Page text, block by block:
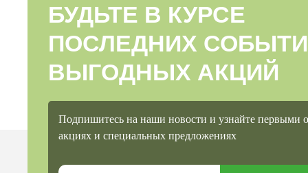
БУДЬТЕ В КУРСЕ
ПОСЛЕДНИХ
ВЫГОДНЫХ АКЦИЙ
Подпишитесь на наши новости и узнайте первыми
акциях и специальных предложениях